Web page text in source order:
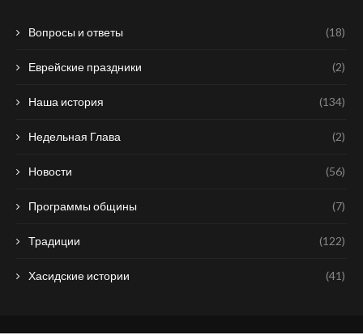
Вопросы и ответы (18)
Еврейские праздники (2)
Наша история (134)
Недельная Глава (2)
Новости (56)
Программы общины (7)
Традиции (122)
Хасидские истории (41)